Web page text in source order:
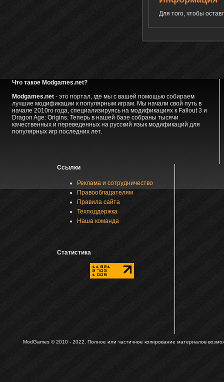
Для того, чтобы
Что такое Modgames.net?
Modgames.net- это портал, где мы с вашей помощью собираем
лучшие модификации к популярным играм. Мы начали свой путь в
начале 2010го года, специализируясь на модификациях к Fallout 3 и
Dragon Age: Origins. Теперь в нашей базе собраны тысячи
качественных и переведенных на русский язык модификаций для
популярных игр последних лет.
Ссылки
Реклама и сотрудничество
Правообладателям
Правила сайта
Техподдержка
Наша команда
Статистика
ModGames © 2010 - 2022. Полное или частичное копирование материалов